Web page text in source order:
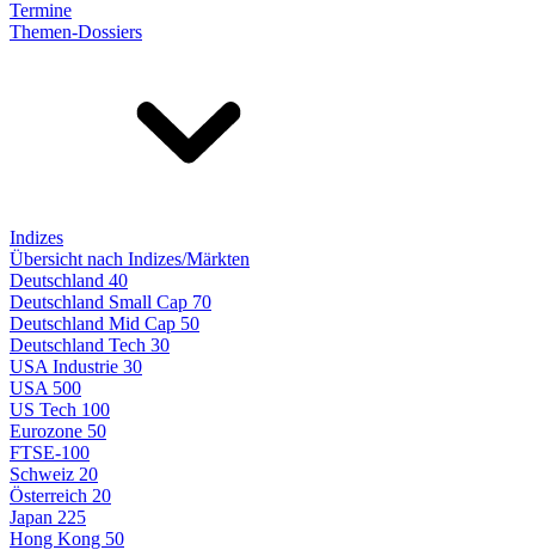
Termine
Themen-Dossiers
Indizes
Übersicht nach Indizes/Märkten
Deutschland 40
Deutschland Small Cap 70
Deutschland Mid Cap 50
Deutschland Tech 30
USA Industrie 30
USA 500
US Tech 100
Eurozone 50
FTSE-100
Schweiz 20
Österreich 20
Japan 225
Hong Kong 50